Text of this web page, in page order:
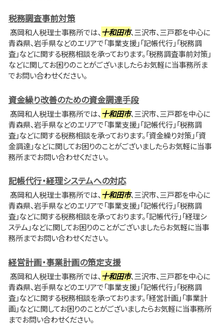
税務調査事前対策
髙岡和人税理士事務所では、 十和田市、三沢市、三戸郡を中心に
青森県、岩手県などのエリアで「事業支援」「記帳代行」「税務調
査」などに関する税務相談を承っております。「税務調査事前対策」
などに関してお困りのことがございましたらお気軽に当事務所ま
でお問い合わせください。
資金繰り改善のための資金調達手段
髙岡和人税理士事務所では、 十和田市、三沢市、三戸郡を中心に
青森県、岩手県などのエリアで「事業支援」「記帳代行」「税務調
査」などに関する税務相談を承っております。「資金繰り対策」「資
金調達」などに関してお困りのことがございましたらお気軽に当事
務所までお問い合わせください。
記帳代行・経理システムへの対応
髙岡和人税理士事務所では、 十和田市、三沢市、三戸郡を中心に
青森県、岩手県などのエリアで「事業支援」「記帳代行」「税務調
査」などに関する税務相談を承っております。「記帳代行」「経理シ
ステム」などに関してお困りのことがございましたらお気軽に当事
務所までお問い合わせください。
経営計画・事業計画の策定支援
髙岡和人税理士事務所では、 十和田市、三沢市、三戸郡を中心に
青森県、岩手県などのエリアで「事業支援」「記帳代行」「税務調
査」などに関する税務相談を承っております。「経営計画」「事業計
画」などに関してお困りのことがございましたらお気軽に当事務所
までお問い合わせください。